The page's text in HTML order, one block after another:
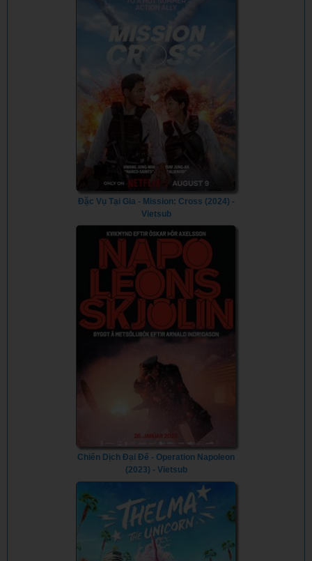
Đặc Vụ Tại Gia - Mission: Cross (2024) -
Vietsub
Chiến Dịch Đại Đế - Operation Napoleon
(2023) - Vietsub